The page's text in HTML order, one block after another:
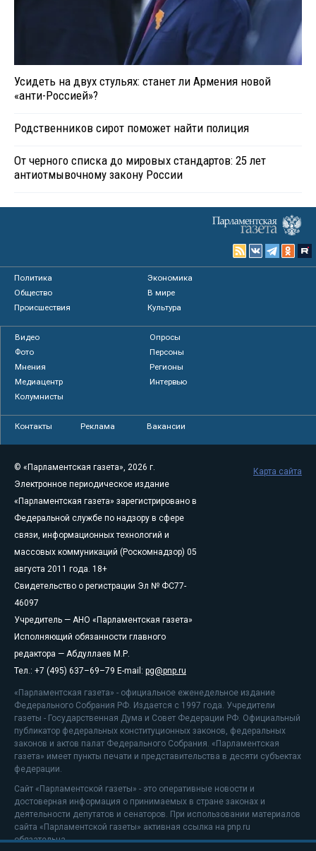
Усидеть на двух стульях: станет ли Армения новой
«анти-Россией»?
Родственников сирот поможет найти полиция
От черного списка до мировых стандартов: 25 лет
антиотмывочному закону России
Политика
Экономика
Общество
В мире
Происшествия
Культура
Видео
Опросы
Фото
Персоны
Мнения
Регионы
Медиацентр
Интервью
Колумнисты
Контакты Реклама Вакансии
© «Парламентская газета», 2026 г.
Электронное периодическое издание
«Парламентская газета» зарегистрировано в
Федеральной службе по надзору в сфере
связи, информационных технологий и
массовых коммуникаций (Роскомнадзор) 05
августа 2011 года. 18+
Свидетельство о регистрации Эл № ФС77-
46097
Учредитель — АНО «Парламентская газета»
Исполняющий обязанности главного
редактора — Абдуллаев М.Р.
Тел.: +7 (495) 637–69–79 E-mail: pg@pnp.ru
«Парламентская газета» - официальное еженедельное издание
Федерального Собрания РФ. Издается с 1997 года. Учредители
газеты - Государственная Дума и Совет Федерации РФ. Официальный
публикатор федеральных конституционных законов, федеральных
законов и актов палат Федерального Собрания. «Парламентская
газета» имеет пункты печати и представительства в десяти субъектах
федерации.
Сайт «Парламентской газеты» - это оперативные новости и
достоверная информация о принимаемых в стране законах и
деятельности депутатов и сенаторов. При использовании материалов
сайта «Парламентской газеты» активная ссылка на pnp.ru
обязательна.
Карта сайта